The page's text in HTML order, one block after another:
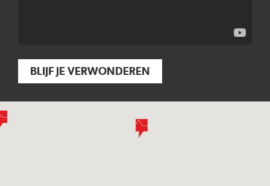
BLIJF JE VERWONDEREN